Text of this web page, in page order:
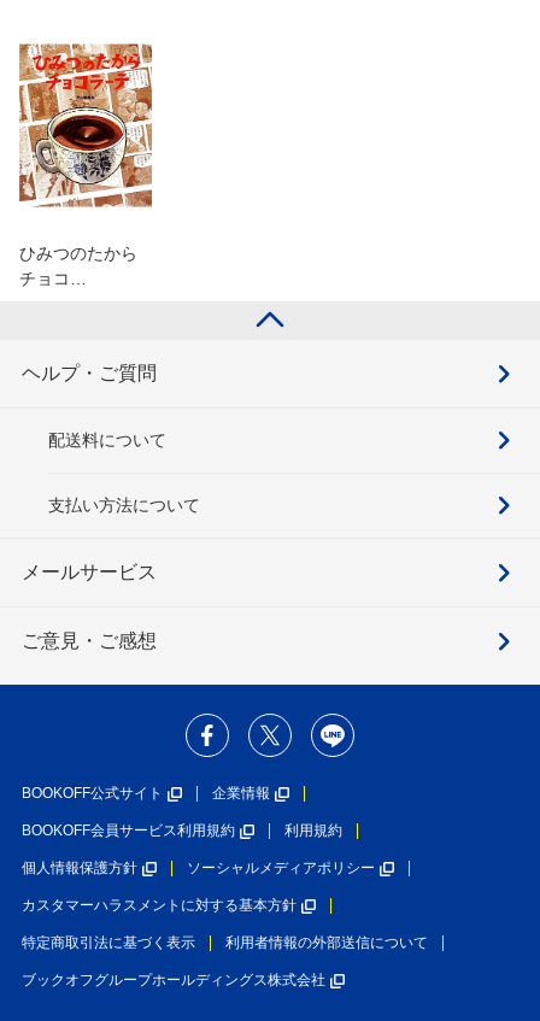
ひみつのたから
チョコ…
ヘルプ・ご質問
配送料について
支払い方法について
メールサービス
ご意見・ご感想
BOOKOFF公式サイト 企業情報
BOOKOFF会員サービス利用規約 利用規約
個人情報保護方針 ソーシャルメディアポリシー
カスタマーハラスメントに対する基本方針
特定商取引法に基づく表示 利用者情報の外部送信について
ブックオフグループホールディングス株式会社